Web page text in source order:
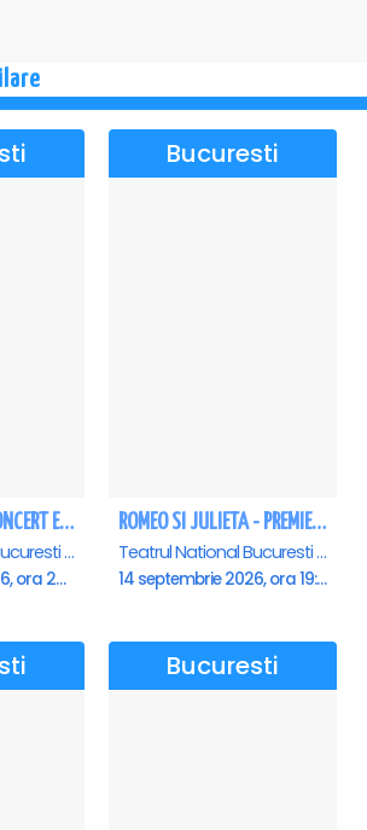
emoționant și vizual spectaculos,
memorabilă pentru toți iubitorii
REGAL VIENEZ – CONCERT EXTRAORDINAR DE CRACIUN - Bucuresti
Teatrul National Bucuresti - Sala Ion Caramitru, Bucuresti
25 decembrie 2026, ora 20:00
Bucuresti
ROMEO SI JULIETA - PREMIERA OFICIALA - Bucuresti
Teatrul National Bucuresti - Sala Ion Caramitru, Bucuresti
14 septembrie 2026, ora 19:00
Bucuresti